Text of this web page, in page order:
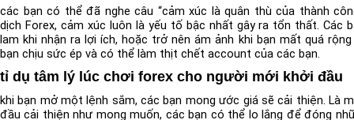
các bạn có thể đã nghe câu “cảm xúc là quân thù của thành
dịch Forex, cảm xúc luôn là yếu tố bậc nhất gây ra tổn thất. Các
lam khi nhận ra lợi ích, hoặc trở nên ám ảnh khi bạn mất quá
bạn chịu sức ép và có thể làm thịt chết account của các bạn.
tỉ dụ tâm lý lúc chơi forex cho người mới khởi đầu
khi bạn mở một lệnh sắm, các bạn mong ước giá sẽ cải thiện. Là
đầu cải thiện như mong muốn, các bạn có thể lo lắng để đóng